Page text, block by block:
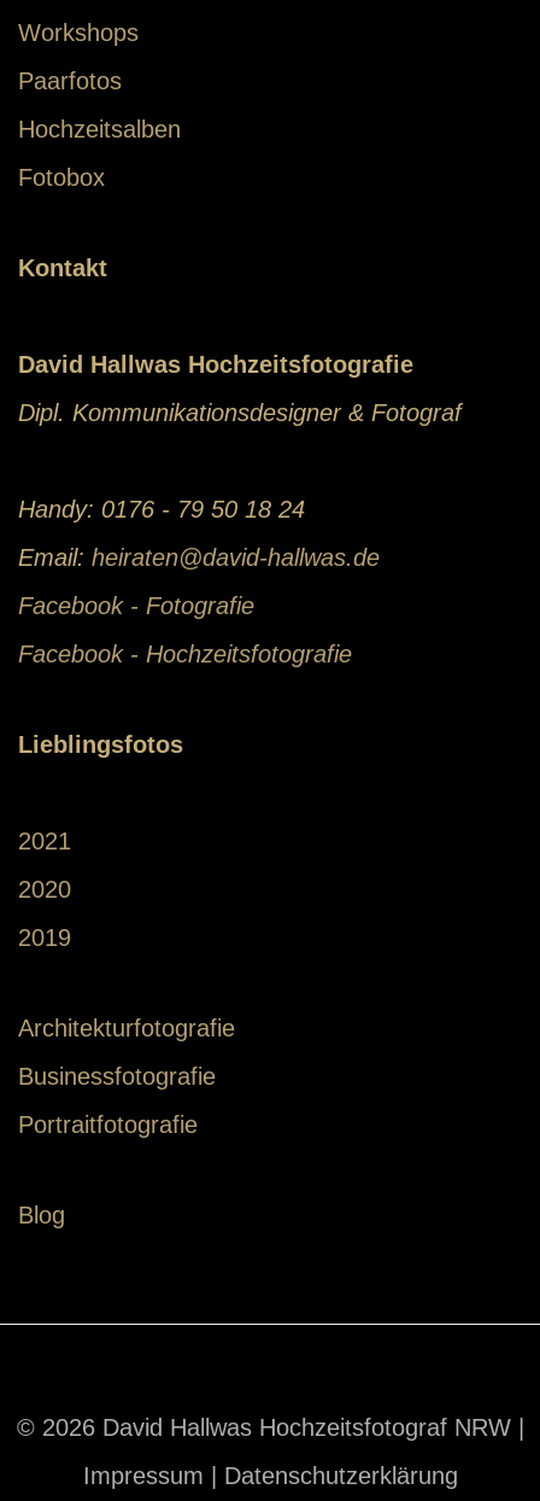
Workshops
Paarfotos
Hochzeitsalben
Fotobox
Kontakt
David Hallwas Hochzeitsfotografie
Dipl. Kommunikationsdesigner & Fotograf
Handy: 0176 - 79 50 18 24
Email: heiraten@david-hallwas.de
Facebook - Fotografie
Facebook - Hochzeitsfotografie
Lieblingsfotos
2021
2020
2019
Architekturfotografie
Businessfotografie
Portraitfotografie
Blog
© 2026 David Hallwas Hochzeitsfotograf NRW |
Impressum
Datenschutzerklärung